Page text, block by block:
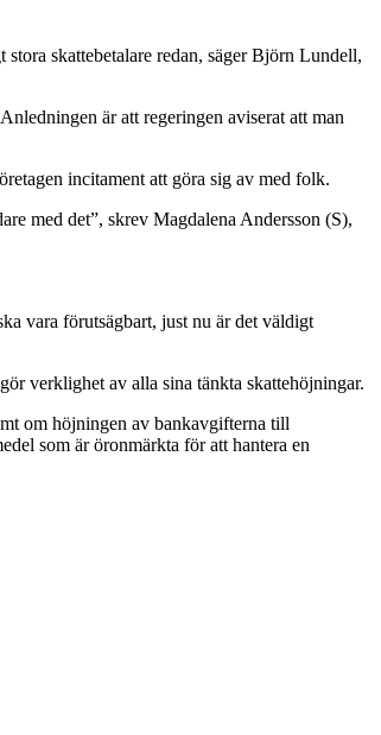
skattebetalare redan, säger Björn Lundell,
är att regeringen aviserat att man
incitament att göra sig av med folk.
med det”, skrev Magdalena Andersson (S),
vara förutsägbart, just nu är det väldigt
verklighet av alla sina tänkta skattehöjningar.
om höjningen av bankavgifterna till
som är öronmärkta för att hantera en